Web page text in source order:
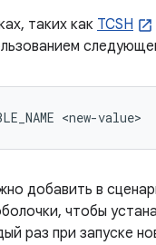
таких как TCSH
<new-value>
добавить в
чтобы
раз при запуске